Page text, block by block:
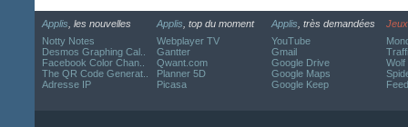
Applis , les nouvelles
Notty Notes
Desmos Graphing Cal..
Facebook Color Chan..
The QR Code Generat..
Adresse IP
Applis , top du moment
Webplayer TV
Gantter
Qwant.com
Planner 5D
Picasa
Applis , très demandées
YouTube
Gmail
Google Drive
Google Maps
Google Keep
Jeux
Wolf